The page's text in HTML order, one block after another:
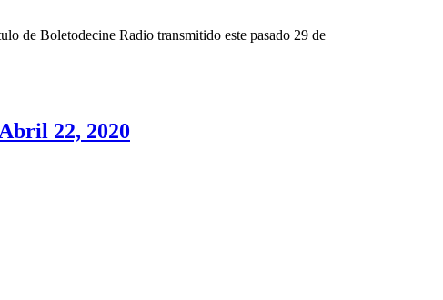
de Boletodecine Radio transmitido este pasado 29 de
22, 2020